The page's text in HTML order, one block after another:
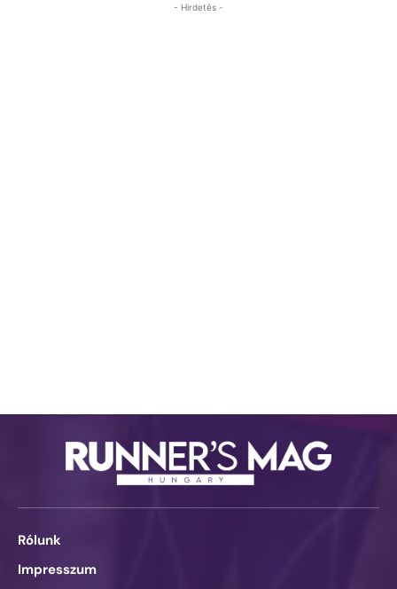
- Hirdetés -
Rólunk
Impresszum